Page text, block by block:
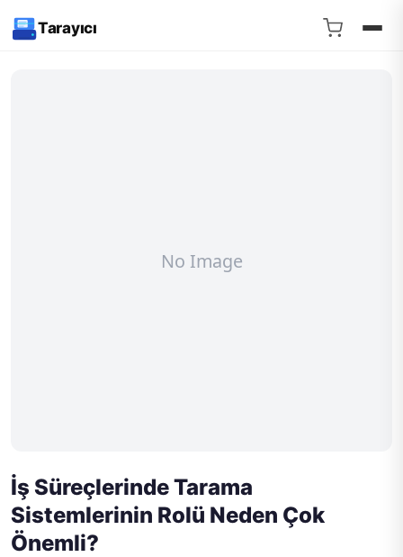
Tarayıcı
İş Süreçlerinde Tarama
Sistemlerinin Rolü Neden Çok
Önemli?